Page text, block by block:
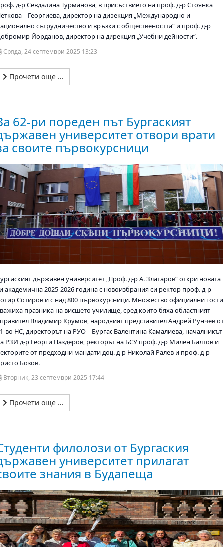
д-р Севдалина Турманова, в присъствието на проф. д-р Стоянка
– Георгиева, директор на дирекция „Международно и
сътрудничество и връзки с обществеността“ и проф. д-р
Йорданов, директор на дирекция „Учебни дейности“.
Сряда, 24 септември 2025 13:23
Прочети още …
62-ри пореден път Бургаският
университет отвори врати
своите първокурсници
държавен университет „Проф. д-р А. Златаров“ откри новата
академична 2025-2026 година с новоизбрания си ректор проф. д-р
Сотиров и с над 800 първокурсници. Множество официални гости
празника на висшето училище, сред които бяха областният
Владимир Крумов, народният представител Андрей Рунчев
во НС, директорът на РУО – Бургас Валентина Камалиева, началникът
РЗИ д-р Георги Паздеров, ректорът на БСУ проф. д-р Милен Балтов и
от предходни мандати доц. д-р Николай Ралев и проф. д-р
Бозов.
Вторник, 23 септември 2025 17:44
Прочети още …
филолози от Бургаския
университет прилагат
знания в Будапеща